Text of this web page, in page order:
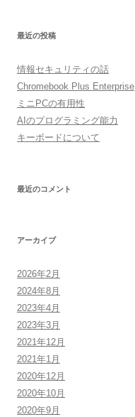
シ
ョ
ン
最近の投稿
情報セキュリティの話
Chromebook Plus Enterprise
ミニPCの有用性
AIのプログラミング能力
キーボードについて
最近のコメント
アーカイブ
2026年2月
2024年8月
2023年4月
2023年3月
2021年12月
2021年1月
2020年12月
2020年10月
2020年9月